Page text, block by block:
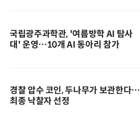
국립광주과학관, '여름방학 AI 탐사
대' 운영…10개 AI 동아리 참가
경찰 압수 코인, 두나무가 보관한다…
최종 낙찰자 선정